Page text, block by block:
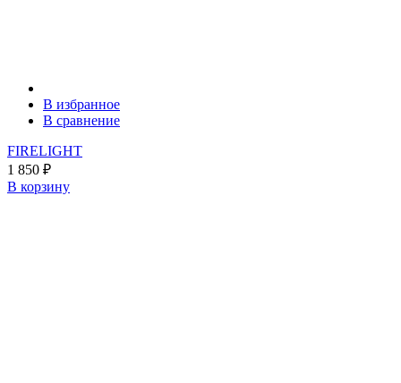
В избранное
В сравнение
FIRELIGHT
1 850 ₽
В корзину